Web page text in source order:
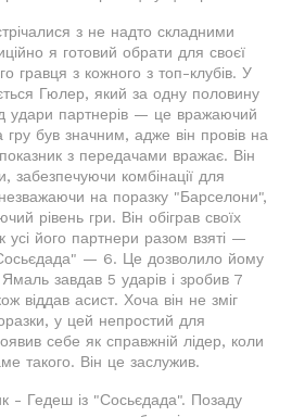
з не надто складними
я готовий обрати для своєї
гравця з кожного з топ-клубів. У
Гюлер, який за одну половину
удари партнерів — це вражаючий
гру був значним, адже він провів на
з передачами вражає. Він
забезпечуючи комбінації для
на поразку "Барселони",
рівень гри. Він обіграв своїх
усі його партнери разом взяті —
— 6. Це дозволило йому
завдав 5 ударів і зробив 7
віддав асист. Хоча він не зміг
у цей непростий для
себе як справжній лідер, коли
такого. Він це заслужив.
- Гедеш із "Сосьєдада". Позаду